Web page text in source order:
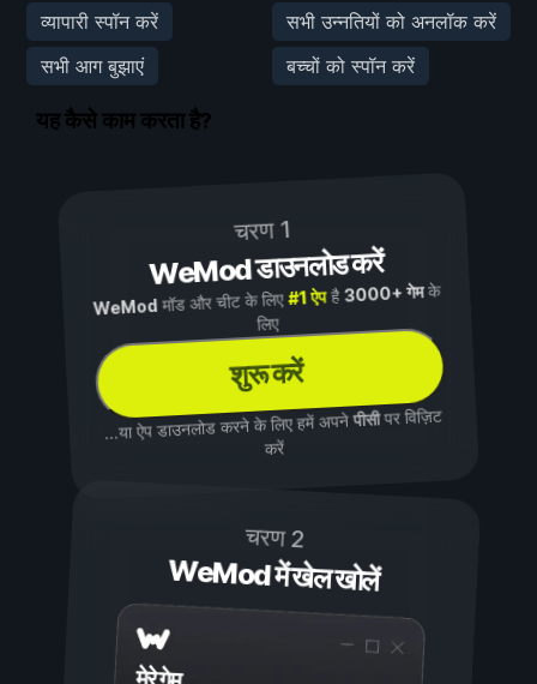
व्यापारी स्पॉन करें
सभी उन्नतियों को अनलॉक करें
सभी आग बुझाएं
बच्चों को स्पॉन करें
यह कैसे काम करता है?
चरण 1
WeMod डाउनलोड करें
WeMod मॉड और चीट के लिए#1 ऐपहै3000+ गेमके
लिए
शुरू करें
...या ऐप डाउनलोड करने के लिए हमें अपनेपीसीपर विज़िट
करें
चरण 2
WeMod में खेल खोलें